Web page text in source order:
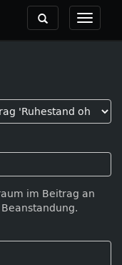
Toggle
Toggle
navigation
im Beitrag an